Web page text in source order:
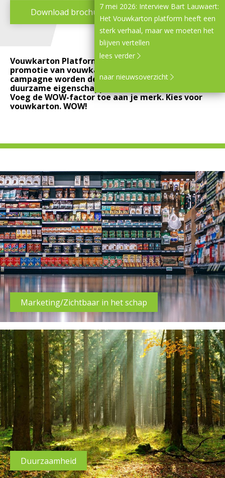
Download brochure
7 mei 2026: Interview Bart Lauwaert:
Het Vouwkarton platform heeft een
sterk verhaal, maar we moeten het
blijven vertellen
lees verder
naar nieuwsoverzicht
Vouwkarton Platform is een uniek netwerk ter
promotie van vouwkarton. Met de WOW-karton-
campagne worden de veelzijdige, innovatieve en
duurzame eigenschappen van vouwkarton belicht.
Voeg de WOW-factor toe aan je merk. Kies voor
vouwkarton. WOW!
Marketing/Zichtbaar in het schap
Duurzaamheid